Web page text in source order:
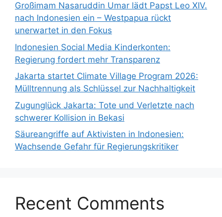
Großimam Nasaruddin Umar lädt Papst Leo XIV.
nach Indonesien ein – Westpapua rückt
unerwartet in den Fokus
Indonesien Social Media Kinderkonten:
Regierung fordert mehr Transparenz
Jakarta startet Climate Village Program 2026:
Mülltrennung als Schlüssel zur Nachhaltigkeit
Zugunglück Jakarta: Tote und Verletzte nach
schwerer Kollision in Bekasi
Säureangriffe auf Aktivisten in Indonesien:
Wachsende Gefahr für Regierungskritiker
Recent Comments